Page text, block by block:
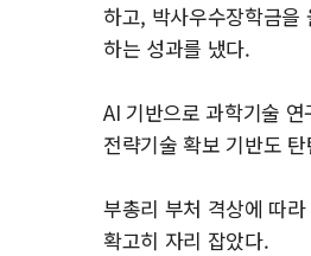
하고, 박사우수장학금을
하는 성과를 냈다.
AI 기반으로 과학기술
전략기술 확보 기반도
부총리 부처 격상에 따
확고히 자리 잡았다.